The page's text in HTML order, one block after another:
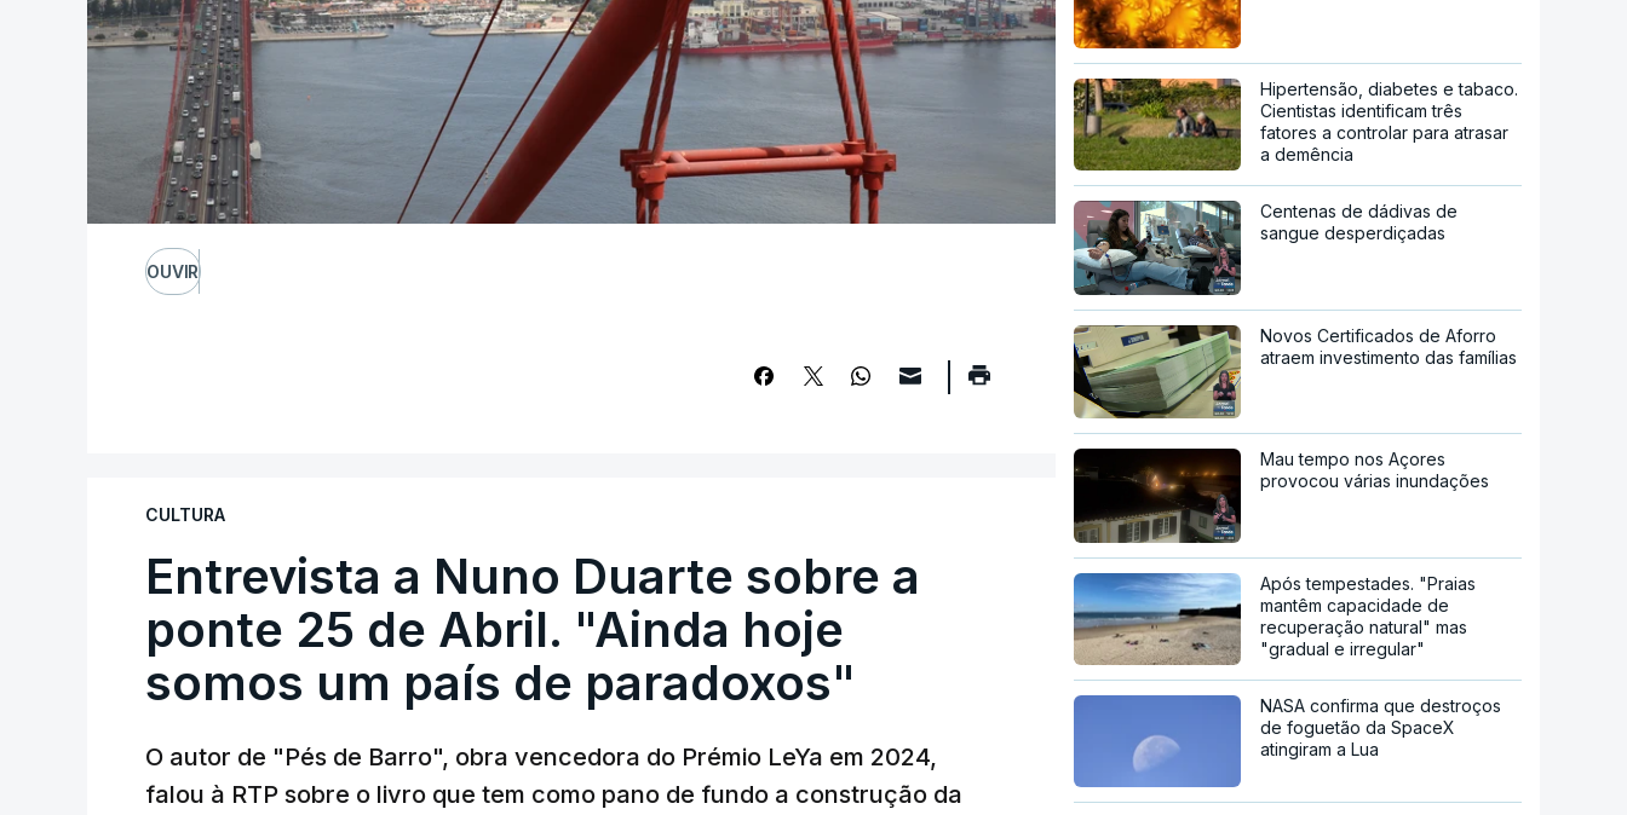
OUVIR
CULTURA
Entrevista a Nuno Duarte sobre a
ponte 25 de Abril. "Ainda hoje
somos um país de paradoxos"
O autor de "Pés de Barro", obra vencedora do Prémio LeYa em 2024,
falou à RTP sobre o livro que tem como pano de fundo a construção da
Hipertensão, diabetes e tabaco.
Cientistas identificam três
fatores a controlar para atrasar
a demência
Centenas de dádivas de
sangue desperdiçadas
Novos Certificados de Aforro
atraem investimento das famílias
Mau tempo nos Açores
provocou várias inundações
Após tempestades. "Praias
mantêm capacidade de
recuperação natural" mas
"gradual e irregular"
NASA confirma que destroços
de foguetão da SpaceX
atingiram a Lua